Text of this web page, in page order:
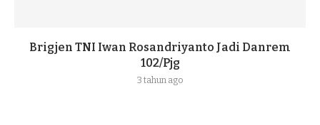
Brigjen TNI Iwan Rosandriyanto Jadi Danrem
102/Pjg
3 tahun ago